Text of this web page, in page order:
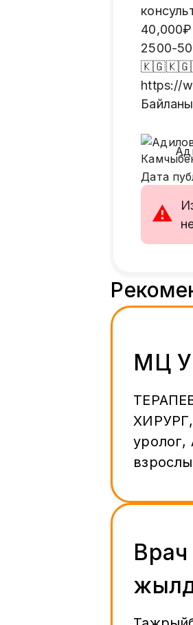
2500-
https://
Дата
⚠
МЦ
гинеколог Более 1000 видов
КАБЫЛ АЛАТ: ЛОР врач,
Врач